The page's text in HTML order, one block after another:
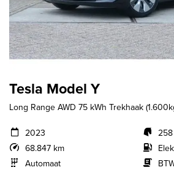
Tesla Model Y
Long Range AWD 75 kWh Trekhaak
2023
68.847 km
Automaat
258